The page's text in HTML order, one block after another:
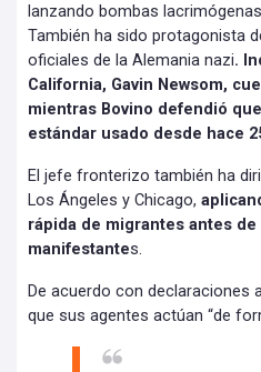
lanzando bombas
También ha sido protagonista
oficiales de la Alemania nazi.
California, Gavin Newsom,
mientras Bovino defendió
estándar usado desde hace
El jefe fronterizo también ha
Los Ángeles y Chicago,
rápida de migrantes antes de
manifestantes.
De acuerdo con declaraciones
que sus agentes actúan “de